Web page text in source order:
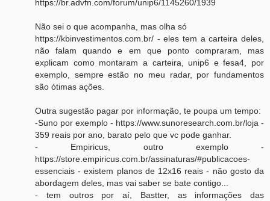
https://br.advfn.com/forum/unip6/1145260/1939
Não sei o que acompanha, mas olha só
https://kbinvestimentos.com.br/ - eles tem a carteira deles,
não falam quando e em que ponto compraram, mas
explicam como montaram a carteira, unip6 e fesa4, por
exemplo, sempre estão no meu radar, por fundamentos
são ótimas ações.
Outra sugestão pagar por informação, te poupa um tempo:
-Suno por exemplo - https://www.sunoresearch.com.br/loja -
359 reais por ano, barato pelo que vc pode ganhar.
- Empiricus, outro exemplo -
https://store.empiricus.com.br/assinaturas/#publicacoes-
essenciais - existem planos de 12x16 reais - não gosto da
abordagem deles, mas vai saber se bate contigo...
- tem outros por aí, Bastter, as informações das